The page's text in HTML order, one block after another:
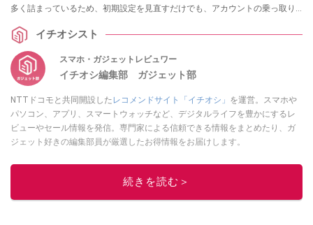
多く詰まっているため、初期設定を見直すだけでも、アカウントの乗っ取り
は、ぜひスマホライフPLUSでご確認ください。
イチオシスト
スマホ・ガジェットレビュワー
イチオシ編集部 ガジェット部
NTTドコモと共同開設したレコメンドサイト「イチオシ」 を運営。スマホや
パソコン、アプリ、スマートウォッチなど、デジタルライフを豊かにするレ
ビューやセール情報を発信。専門家による信頼できる情報をまとめたり、ガ
ジェット好きの編集部員が厳選したお得情報をお届けします。
このイチオシストの他の記事を読む
続きを読む＞